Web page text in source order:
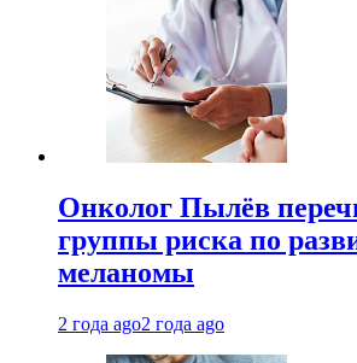
Онколог Пылёв
группы риска по
меланомы
2 года ago2 года ago